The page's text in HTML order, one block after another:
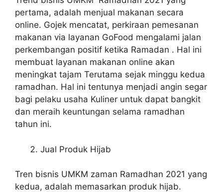
pertama, adalah menjual makanan secara
online. Gojek mencatat, perkiraan pemesanan
makanan via layanan GoFood mengalami jalan
perkembangan positif ketika Ramadan . Hal ini
membuat layanan makanan online akan
meningkat tajam Terutama sejak minggu kedua
ramadhan. Hal ini tentunya menjadi angin segar
bagi pelaku usaha Kuliner untuk dapat bangkit
dan meraih keuntungan selama ramadhan
tahun ini.
Jual Produk Hijab
Tren bisnis UMKM zaman Ramadhan 2021 yang
kedua, adalah memasarkan produk hijab.